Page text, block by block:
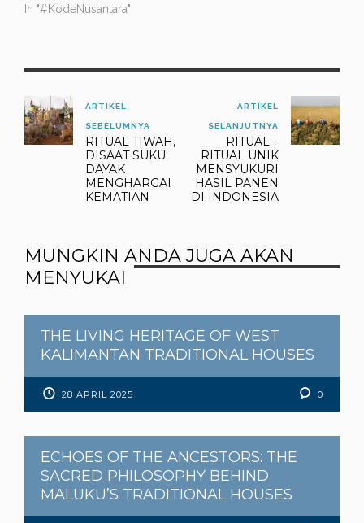
In "#KodeNusantara"
ARTIKEL
SEBELUMNYA
RITUAL TIWAH,
DISAAT SUKU
DAYAK
MENGHARGAI
KEMATIAN
ARTIKEL
SELANJUTNYA
RITUAL –
RITUAL UNIK
MENSYUKURI
HASIL PANEN
DI INDONESIA
MUNGKIN ANDA JUGA AKAN
MENYUKAI
THE LIVING HERITAGE OF WEST
KALIMANTAN TRADITIONAL HOUSES
28 APRIL 2025 0
ECHOES OF THE ANCESTORS: THE
SACRED PHILOSOPHY BEHIND
MALUKU’S TRADITIONAL HOUSES